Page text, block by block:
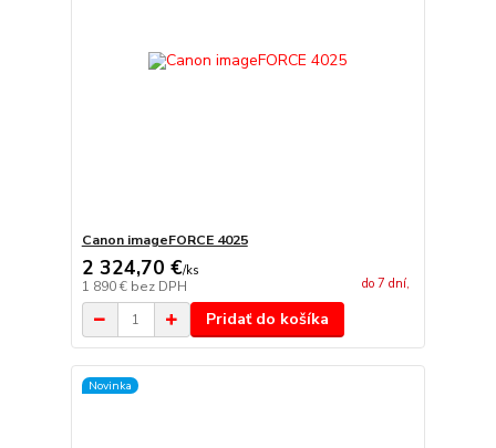
Canon imageFORCE 4025
2 324,70 €/ks
1 890 € bez DPH do 7 dní,
Pridať do košíka
Novinka